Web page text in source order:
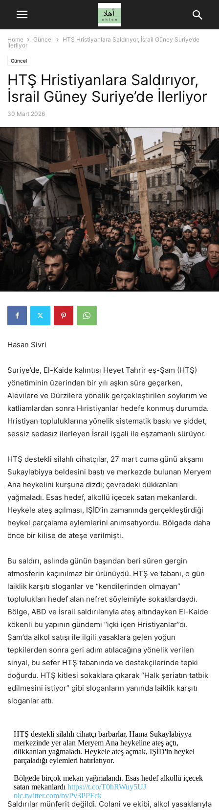
Home Güncel
HTŞ Hristiyanlara Saldırıyor, İsrail Güney Suriye’de
İlerliyor
Güncel
HTŞ Hristiyanlara Saldırıyor,
İsrail Güney Suriye’de İlerliyor
30 Mart 2026
Hasan Sivri
Suriye’de, El-Kaide kalıntısı Heyet Tahrir eş-Şam (HTŞ)
yönetiminin üzerinden bir yılı aşkın süre geçerken,
Alevilere ve Dürzilere yönelik gerçekleştirilen soykırım ve
katliamlardan sonra Hıristiyanlar hedefe konmuş durumda.
Hristiyan topluluklarına yönelik sistematik baskı ve şiddet,
sessiz sedasız ilerleyen İsrail işgali ile eşzamanlı sürüyor.
HTŞ destekli silahlı cihatçılar, 27 mart cuma günü akşamı
Sukaylabiyya beldesini bastı ve merkezde bulunan Meryem
Ana heykelini kurşuna dizdi; çevredeki dükkanları
yağmaladı. Esas hedef, alkollü içecek satan mekanlardı.
Heykele ateş açılması, IŞİD’in zamanında gerçekleştirdiği
heykel parçalama eylemlerini anımsatıyordu. Bölgede daha
önce bir kilise de ateşe verilmişti.
Bu saldırı, aslında günün başından beri süren gergin
atmosferin kaçınılmaz bir ürünüydü. HTŞ ve tabanı, o gün
laiklik karşıtı sloganlar ve “kendilerinden olmayan”
toplulukları hedef alan nefret söylemiyle sokaklardaydı.
Bölge, ABD ve İsrail saldırılarıyla ateş altındayken El-Kaide
kökenli bu yapının gündemi “içki içen Hristiyanlar”dı.
Şam’da alkol satışı ile ilgili yasaklara gelen yoğun
tepkilerden sonra geri adım atılacağına yönelik verilen
sinyal, bu sefer HTŞ tabanında ve destekçilerinde tepki
doğurdu. HTŞ kitlesi sokaklara çıkarak “Halk şeriatın tatbik
edilmesini istiyor” gibi sloganların yanında laiklik karşıtı
sloganlar attı.
HTŞ destekli silahlı cihatçı barbarlar, Hama Sukaylabiyya
merkezinde yer alan Meryem Ana heykeline ateş açtı,
dükkanları yağmaladı. Heykele ateş açmak, IŞİD'in heykel
parçaladığı eylemleri hatırlatıyor.
Bölgede birçok mekan yağmalandı. Esas hedef alkollü içecek
satan mekanlardı https://t.co/T0hRWuy5UJ
pic.twitter.com/pvPv3PPFck
Saldırılar münferit değildi. Colani ve ekibi, alkol yasaklarıyla